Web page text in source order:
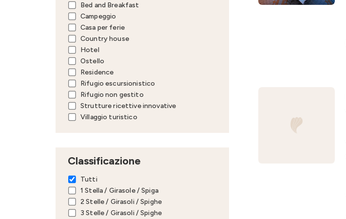
Bed and Breakfast
Campeggio
Casa per ferie
Country house
Hotel
Ostello
Residence
Rifugio escursionistico
Rifugio non gestito
Strutture ricettive innovative
Villaggio turistico
Classificazione
Tutti
1 Stella / Girasole / Spiga
2 Stelle / Girasoli / Spighe
3 Stelle / Girasoli / Spighe